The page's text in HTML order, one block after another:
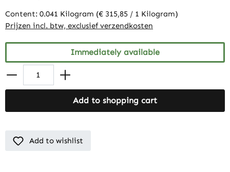
Content: 0.041 Kilogram (€ 315,85 / 1 Kilogram)
Prijzen incl. btw, exclusief verzendkosten
Immediately available
Add to shopping cart
Add to wishlist